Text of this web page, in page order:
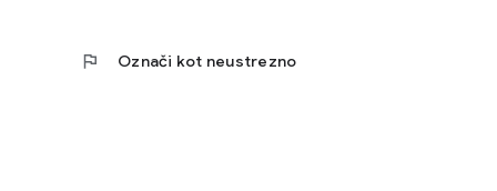
flag Označi kot neustrezno